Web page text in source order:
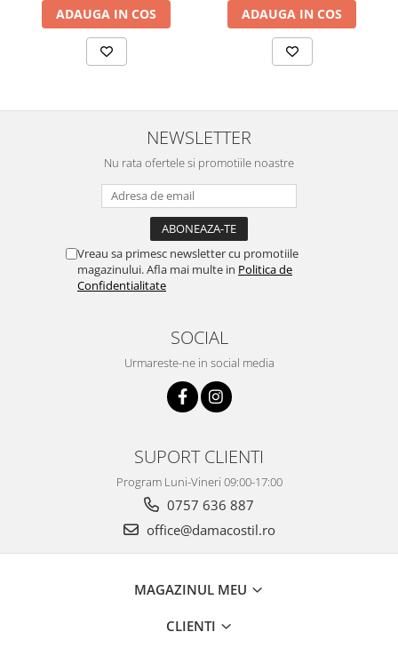
ADAUGA IN COS ADAUGA IN COS
NEWSLETTER
Nu rata ofertele si promotiile noastre
Vreau sa primesc newsletter cu promotiile
magazinului. Afla mai multe in Politica de
Confidentialitate
SOCIAL
Urmareste-ne in social media
SUPORT CLIENTI
Program Luni-Vineri 09:00-17:00
0757 636 887
office@damacostil.ro
MAGAZINUL MEU
CLIENTI